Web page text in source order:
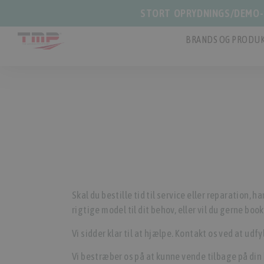
STORT OPRYDNINGS/
BRANDS OG
Skal du bestille tid til service eller reparation,
rigtige model til dit behov, eller vil du gerne
Vi sidder klar til at hjælpe. Kontakt os ved at
Vi bestræber os på at kunne vende tilbage på